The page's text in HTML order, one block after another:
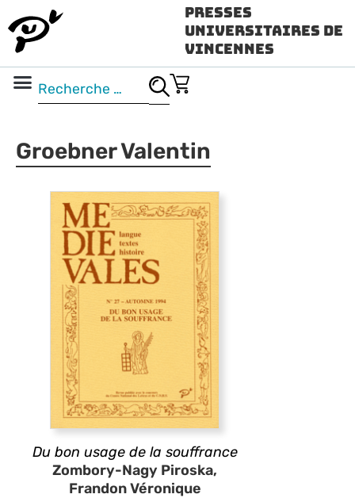
Presses
Universitaires de
Vincennes
Groebner Valentin
Du bon usage de la souffrance
Zombory-Nagy Piroska,
Frandon Véronique